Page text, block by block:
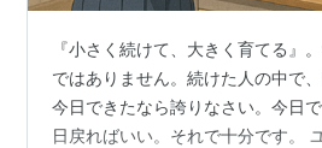
『小さく続けて、大きく育てる』
ではありません。続けた人の中で
今日できたなら誇りなさい。今日
日戻ればいい。それで十分です。